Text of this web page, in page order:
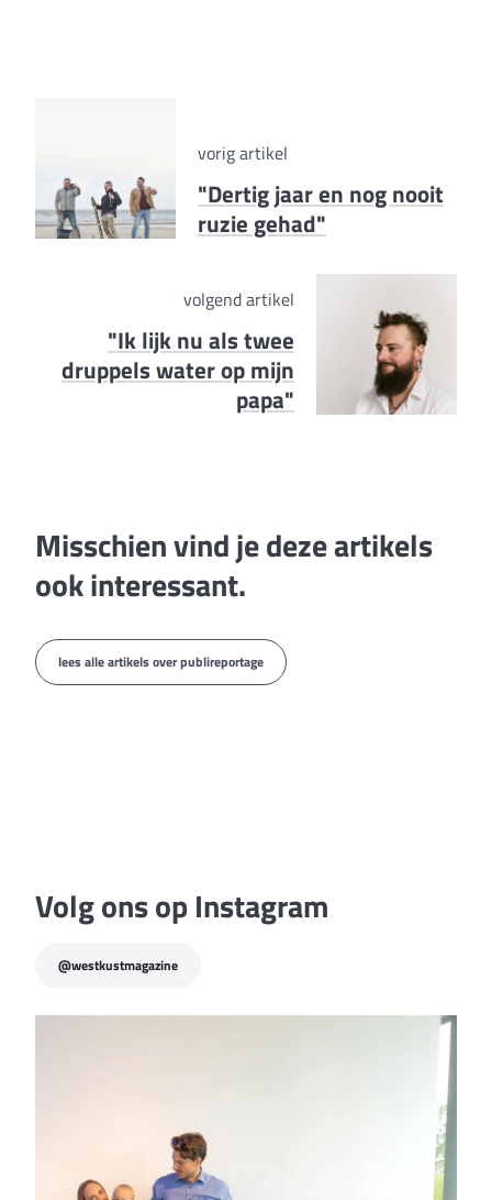
vorig artikel
"Dertig jaar en nog nooit
ruzie gehad"
volgend artikel
"Ik lijk nu als twee
druppels water op mijn
papa"
Misschien vind je deze artikels
ook interessant.
lees alle artikels over publireportage
Volg ons op Instagram
@westkustmagazine